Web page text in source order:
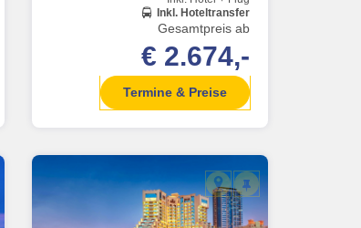
Inkl. Hoteltransfer
Gesamtpreis ab
€ 2.674,-
Termine & Preise